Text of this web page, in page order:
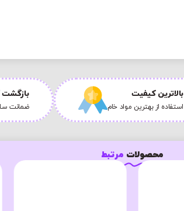
بالاترین کیفیت
استفاده از بهترین مواد خام
بازگشت
ضمانت
محصولات مرتبط